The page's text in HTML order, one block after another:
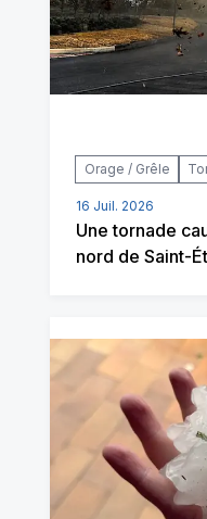
Orage / Grêle
16 Juil. 2026
Une tornade
nord de Saint-